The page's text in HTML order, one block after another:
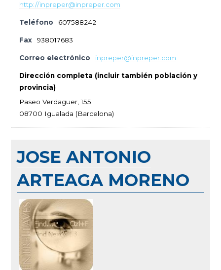
http://inpreper@inpreper.com
Teléfono 607588242
Fax 938017683
Correo electrónico inpreper@inpreper.com
Dirección completa (incluir también población y
provincia)
Paseo Verdaguer, 155
08700 Igualada (Barcelona)
JOSE ANTONIO
ARTEAGA MORENO